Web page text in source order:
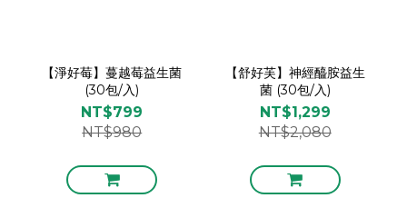
【淨好莓】蔓越莓益生菌
(30包/入)
NT$799
NT$980
【舒好芙】神經醯胺益生
菌 (30包/入)
NT$1,299
NT$2,080